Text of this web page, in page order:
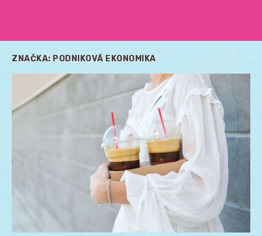
ZNAČKA: PODNIKOVÁ EKONOMIKA